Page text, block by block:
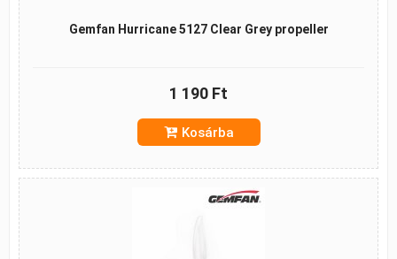
Gemfan Hurricane 5127 Clear Grey propeller
1 190 Ft
Kosárba